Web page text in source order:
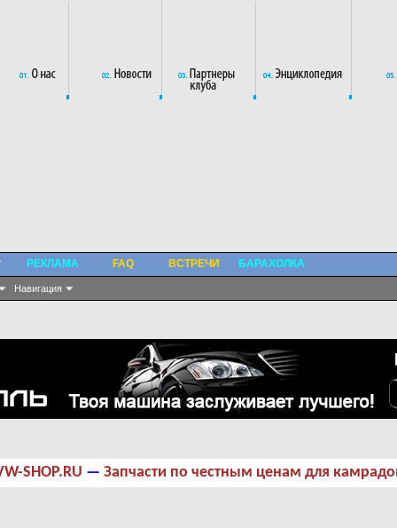
Навигация
РЕКЛАМА FAQ ВСТРЕЧИ БАРАХОЛКА
SHOP.RU — Запчасти по честным ценам для